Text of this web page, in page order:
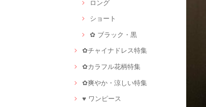
ロング
ショート
✿ ブラック・黒
✿チャイナドレス特集
✿カラフル花柄特集
✿爽やか・涼しい特集
♥ ワンピース